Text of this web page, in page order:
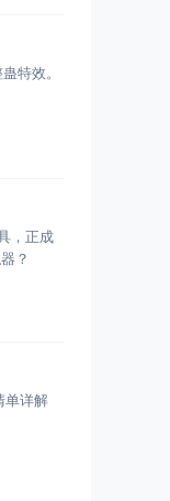
特效。
，正成
？
详解